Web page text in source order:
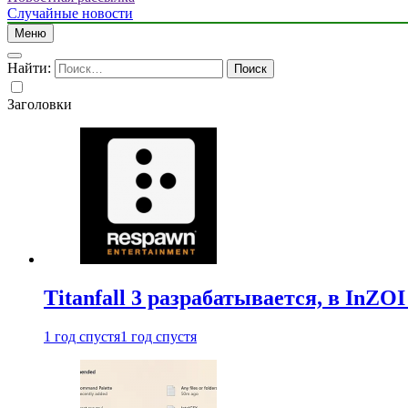
Случайные новости
Меню
Найти:
Заголовки
Titanfall 3 разрабатывается, в
1 год спустя1 год спустя